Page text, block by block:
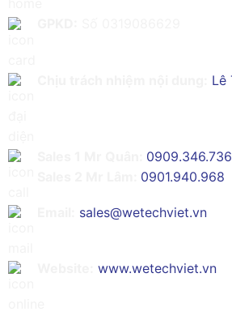
Lê
0909.346.736
0901.940.968
sales@wetechviet.vn
www.wetechviet.vn